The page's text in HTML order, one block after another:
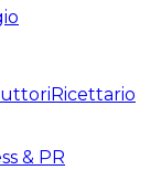
Ricettario
& PR